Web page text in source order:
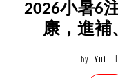
2026小暑6
康，進補
by Yui